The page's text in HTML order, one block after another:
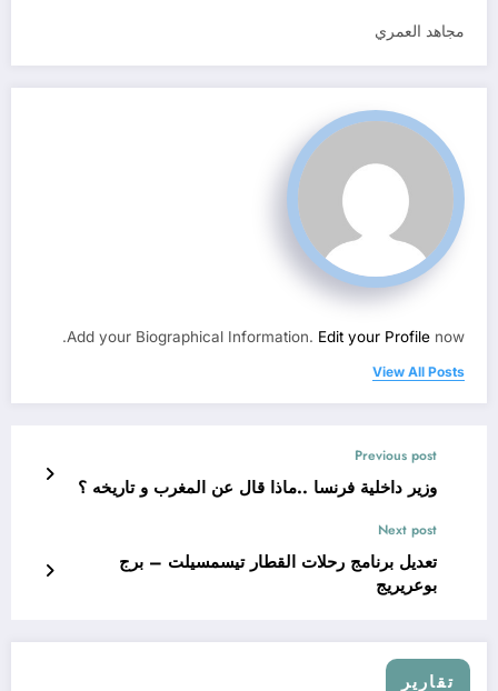
مجاهد العمري
Add your Biographical Information. Edit your Profile now.
View All Posts
Previous post
وزير داخلية فرنسا ..ماذا قال عن المغرب و تاريخه ؟
Next post
تعديل برنامج رحلات القطار تيسمسيلت – برج
بوعريريج
تقارير